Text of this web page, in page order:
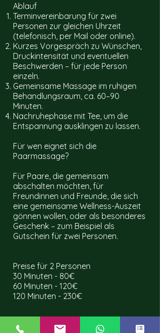
Ablauf
Terminvereinbarung für zwei
Personen zur gleichen Uhrzeit
(telefonisch, per Mail oder online).
Kurzes Vorgespräch zu Wünschen,
Druckintensität und eventuellen
Beschwerden – für jede Person
einzeln.
Gemeinsame Massage im ruhigen
Behandlungsraum, ca. 60–90
Minuten.
Nachruhephase mit Tee, um die
Entspannung ausklingen zu lassen.
Für wen eignet sich die
Paarmassage?
Für Paare, die gemeinsam
abschalten möchten, für
Freundinnen und Freunde, die sich
eine gemeinsame Wellness-Auszeit
gönnen wollen, oder als besonderes
Geschenk – zum Beispiel als
Gutschein für zwei Personen.
Preise für 2 Personen
30 Minuten - 80€
60 Minuten - 120€
120 Minuten - 230€
FAQ-Bereich